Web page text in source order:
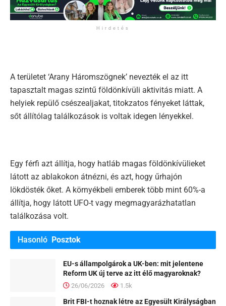
Hirdetés
A területet ‘Arany Háromszögnek’ nevezték el az itt
tapasztalt magas szintű földönkívüli aktivitás miatt. A
helyiek repülő csészealjakat, titokzatos fényeket láttak,
sőt állítólag találkozások is voltak idegen lényekkel.
Egy férfi azt állítja, hogy hatláb magas földönkívülieket
látott az ablakokon átnézni, és azt, hogy űrhajón
lökdösték őket. A környékbeli emberek több mint 60%-a
állítja, hogy látott UFO-t vagy megmagyarázhatatlan
találkozása volt.
Hasonló Posztok
EU-s állampolgárok a UK-ben: mit jelentene
Reform UK új terve az itt élő magyaroknak?
26/06/2026 1.5k
Brit FBI-t hoznak létre az Egyesült Királyságban